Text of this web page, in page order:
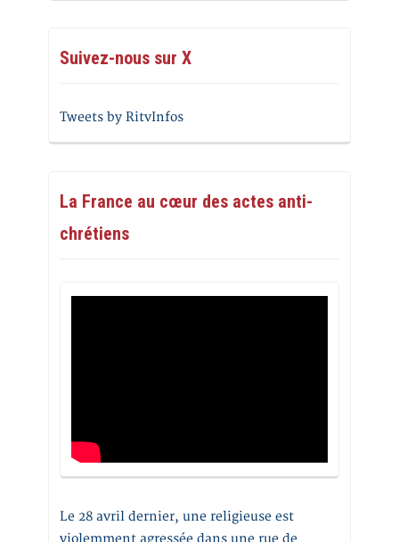
Suivez-nous sur X
Tweets by RitvInfos
La France au cœur des actes anti-
chrétiens
Le 28 avril dernier, une religieuse est
violemment agressée dans une rue de